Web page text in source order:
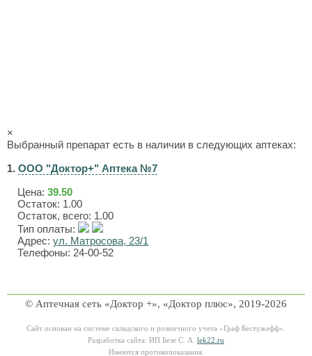
×
Выбранный препарат есть в наличии в следующих аптеках:
1. ООО "Доктор+" Аптека №7
Цена: 39.50
Остаток: 1.00
Остаток, всего: 1.00
Тип оплаты:
Адрес: ул. Матросова, 23/1
Телефоны: 24-00-52
© Аптечная сеть «Доктор +», «Доктор плюс», 2019-2026
Сайт основан на системе складского и розничного учета «Граф Бестужефф».
Разработка сайта: ИП Безе С. А. lek22.ru
Имеются противопоказания.